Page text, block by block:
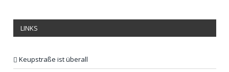
LINKS
Keupstraße ist überall